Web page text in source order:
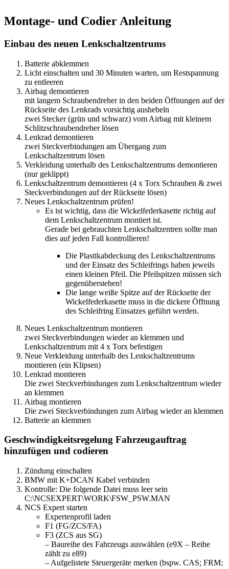
Montage- und Codier Anleitung
Einbau des neuen Lenkschaltzentrums
Batterie abklemmen
Licht einschalten und 30 Minuten warten, um Restspannung
zu entleeren
Airbag demontieren
mit langem Schraubendreher in den beiden Öffnungen auf der
Rückseite des Lenkrads vorsichtig aushebeln
zwei Stecker (grün und schwarz) vom Airbag mit kleinem
Schlitzschraubendreher lösen
Lenkrad demontieren
zwei Steckverbindungen am Übergang zum
Lenkschaltzentrum lösen
Verkleidung unterhalb des Lenkschaltzentrums demontieren
(nur geklippt)
Lenkschaltzentrum demontieren (4 x Torx Schrauben & zwei
Steckverbindungen auf der Rückseite lösen)
Neues Lenkschaltzentrum prüfen!
Es ist wichtig, dass die Wickelfederkasette richtig auf
dem Lenkschaltzentrum montiert ist.
Gerade bei gebrauchten Lenkschaltzentren sollte man
dies auf jeden Fall kontrollieren!
Die Plastikabdeckung des Lenkschaltzentrums
und der Einsatz des Schleifrings haben jeweils
einen kleinen Pfeil. Die Pfeilspitzen müssen sich
gegenüberstehen!
Die lange weiße Spitze auf der Rückseite der
Wickelfederkasette muss in die dickere Öffnung
des Schleifring Einsatzes geführt werden.
Neues Lenkschaltzentrum montieren
zwei Steckverbindungen wieder an klemmen und
Lenkschaltzentrum mit 4 x Torx befestigen
Neue Verkleidung unterhalb des Lenkschaltzentrums
montieren (ein Klipsen)
Lenkrad montieren
Die zwei Steckverbindungen zum Lenkschaltzentrum wieder
an klemmen
Airbag montieren
Die zwei Steckverbindungen zum Airbag wieder an klemmen
Batterie an klemmen
Geschwindigkeitsregelung Fahrzeugauftrag
hinzufügen und codieren
Zündung einschalten
BMW mit K+DCAN Kabel verbinden
Kontrolle: Die folgende Datei muss leer sein
C:\NCSEXPERT\WORK\FSW_PSW.MAN
NCS Expert starten
Expertenprofil laden
F1 (FG/ZCS/FA)
F3 (ZCS aus SG)
– Baureihe des Fahrzeugs auswählen (e9X – Reihe
zählt zu e89)
– Aufgelistete Steuergeräte merken (bspw. CAS; FRM;